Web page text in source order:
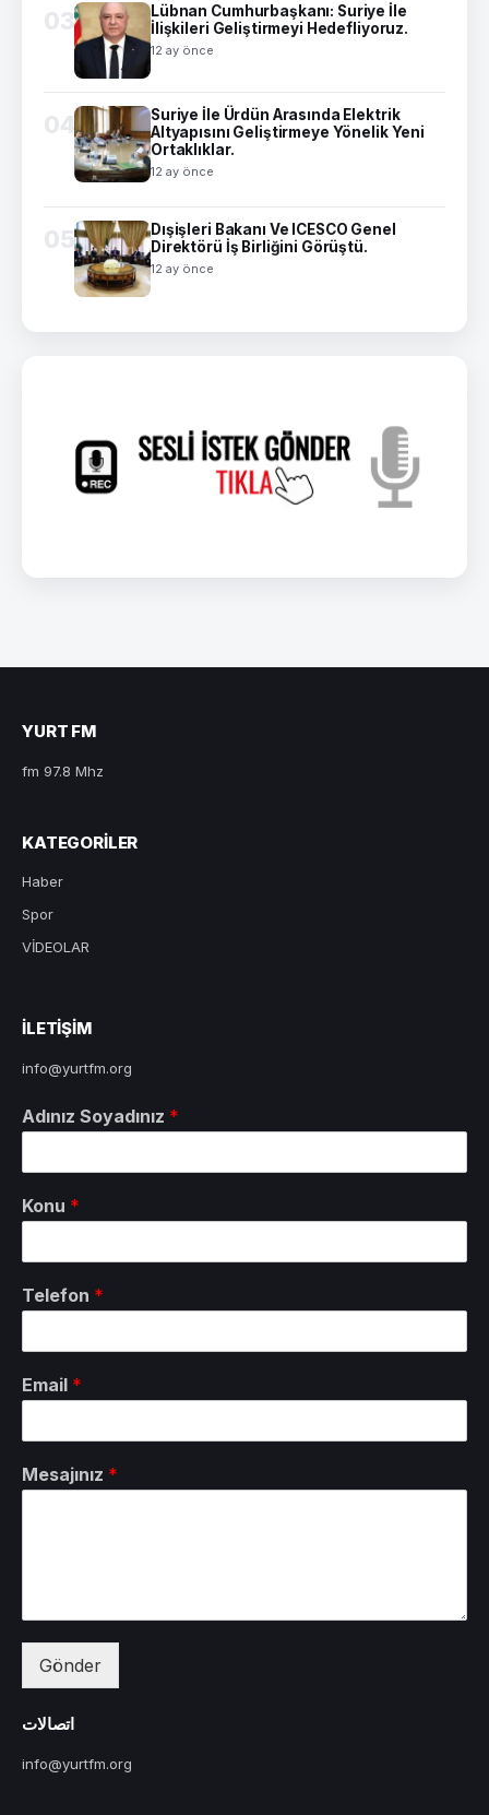
03
Lübnan Cumhurbaşkanı: Suriye İle
İlişkileri Geliştirmeyi Hedefliyoruz.
12 ay önce
04
Suriye İle Ürdün Arasında Elektrik
Altyapısını Geliştirmeye Yönelik Yeni
Ortaklıklar.
12 ay önce
05
Dışişleri Bakanı Ve ICESCO Genel
Direktörü İş Birliğini Görüştü.
12 ay önce
YURT FM
fm 97.8 Mhz
KATEGORILER
Haber
Spor
VİDEOLAR
ILETIŞIM
info@yurtfm.org
Adınız Soyadınız *
Konu *
Telefon *
Email *
Mesajınız *
Gönder
اتصالات
info@yurtfm.org